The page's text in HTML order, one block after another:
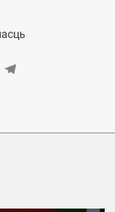
Telegram